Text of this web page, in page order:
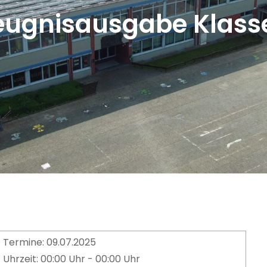
Termine: 09.07.2025
Uhrzeit: 00:00 Uhr - 00:00 Uhr